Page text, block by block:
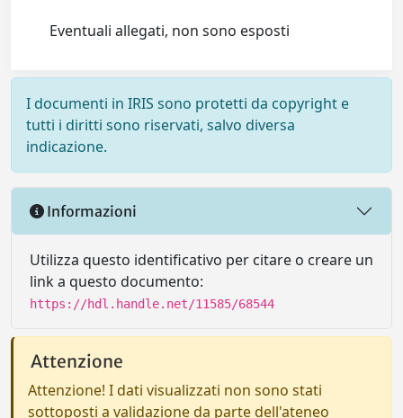
Eventuali allegati, non sono esposti
I documenti in IRIS sono protetti da copyright e
tutti i diritti sono riservati, salvo diversa
indicazione.
Informazioni
Utilizza questo identificativo per citare o creare un
link a questo documento:
https://hdl.handle.net/11585/68544
Attenzione
Attenzione! I dati visualizzati non sono stati
sottoposti a validazione da parte dell'ateneo